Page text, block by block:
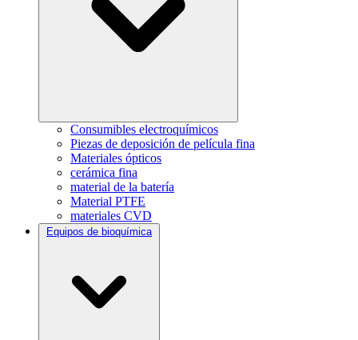
Consumibles electroquímicos
Piezas de deposición de película fina
Materiales ópticos
cerámica fina
material de la batería
Material PTFE
materiales CVD
Equipos de bioquímica